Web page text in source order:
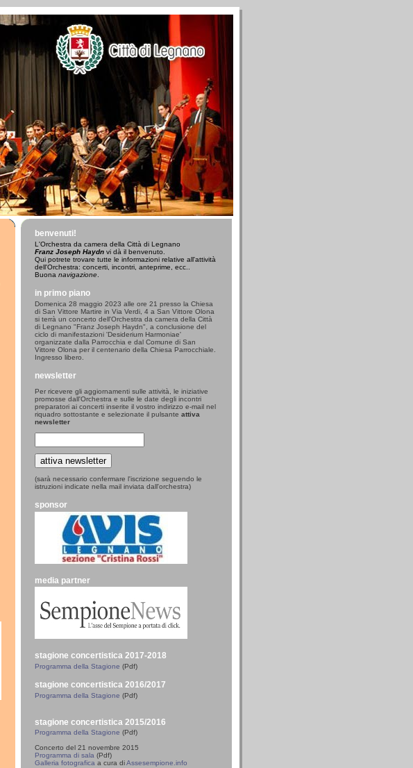
benvenuti!
L'Orchestra da camera della Città di Legnano
Franz Joseph Haydn vi dà il benvenuto.
Qui potrete trovare tutte le informazioni relative all'attività
dell'Orchestra: concerti, incontri, anteprime, ecc..
Buona navigazione
in primo piano
Domenica 28 maggio 2023 alle ore 21 presso la Chiesa
di San Vittore Martire in Via Verdi, 4 a San Vittore Olona
si terrà un concerto dell'Orchestra da camera della Città
di Legnano "Franz Joseph Haydn", a conclusione del
ciclo di manifestazioni 'Desiderium Harmoniae'
organizzate dalla Parrocchia e dal Comune di San
Vittore Olona per il centenario della Chiesa Parrocchiale.
Ingresso libero.
newsletter
Per ricevere gli aggiornamenti sulle attività, le iniziative
promosse dall'Orchestra e sulle le date degli incontri
preparatori ai concerti inserite il vostro indirizzo e-mail nel
riquadro sottostante e selezionate il pulsante attiva
newsletter
(sarà necessario confermare l'iscrizione seguendo le
istruzioni indicate nella mail inviata dall'orchestra)
sponsor
media partner
stagione concertistica 2017-2018
Programma della Stagione (Pdf)
stagione concertistica 2016/2017
Programma della Stagione (Pdf)
stagione concertistica 2015/2016
Programma della Stagione (Pdf)
Concerto del 21 novembre 2015
Programma di sala (Pdf)
Galleria fotografica a cura diAssesempione.info